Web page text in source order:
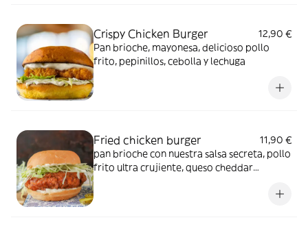
Crispy Chicken Burger
12,90 €
Pan brioche, mayonesa, delicioso pollo
frito, pepinillos, cebolla y lechuga
Fried chicken burger
11,90 €
pan brioche con nuestra salsa secreta, pollo
frito ultra crujiente, queso cheddar